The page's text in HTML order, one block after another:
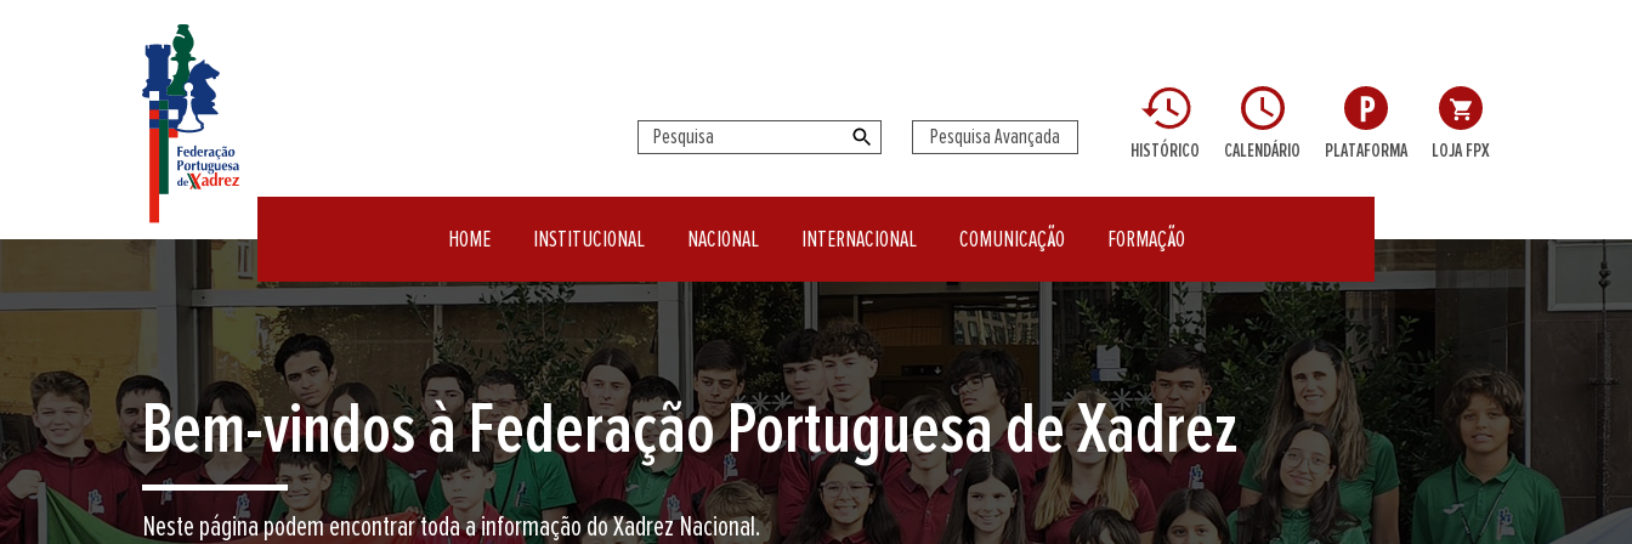
Pesquisa Avançada
HISTÓRICO CALENDÁRIO PLATAFORMA LOJA FPX
HOME INSTITUCIONAL NACIONAL INTERNACIONAL COMUNICAÇÃO FORMAÇÃO
Encontre aqui o seu clube de Xadrez
Junte-se a nós neste jogo milenar